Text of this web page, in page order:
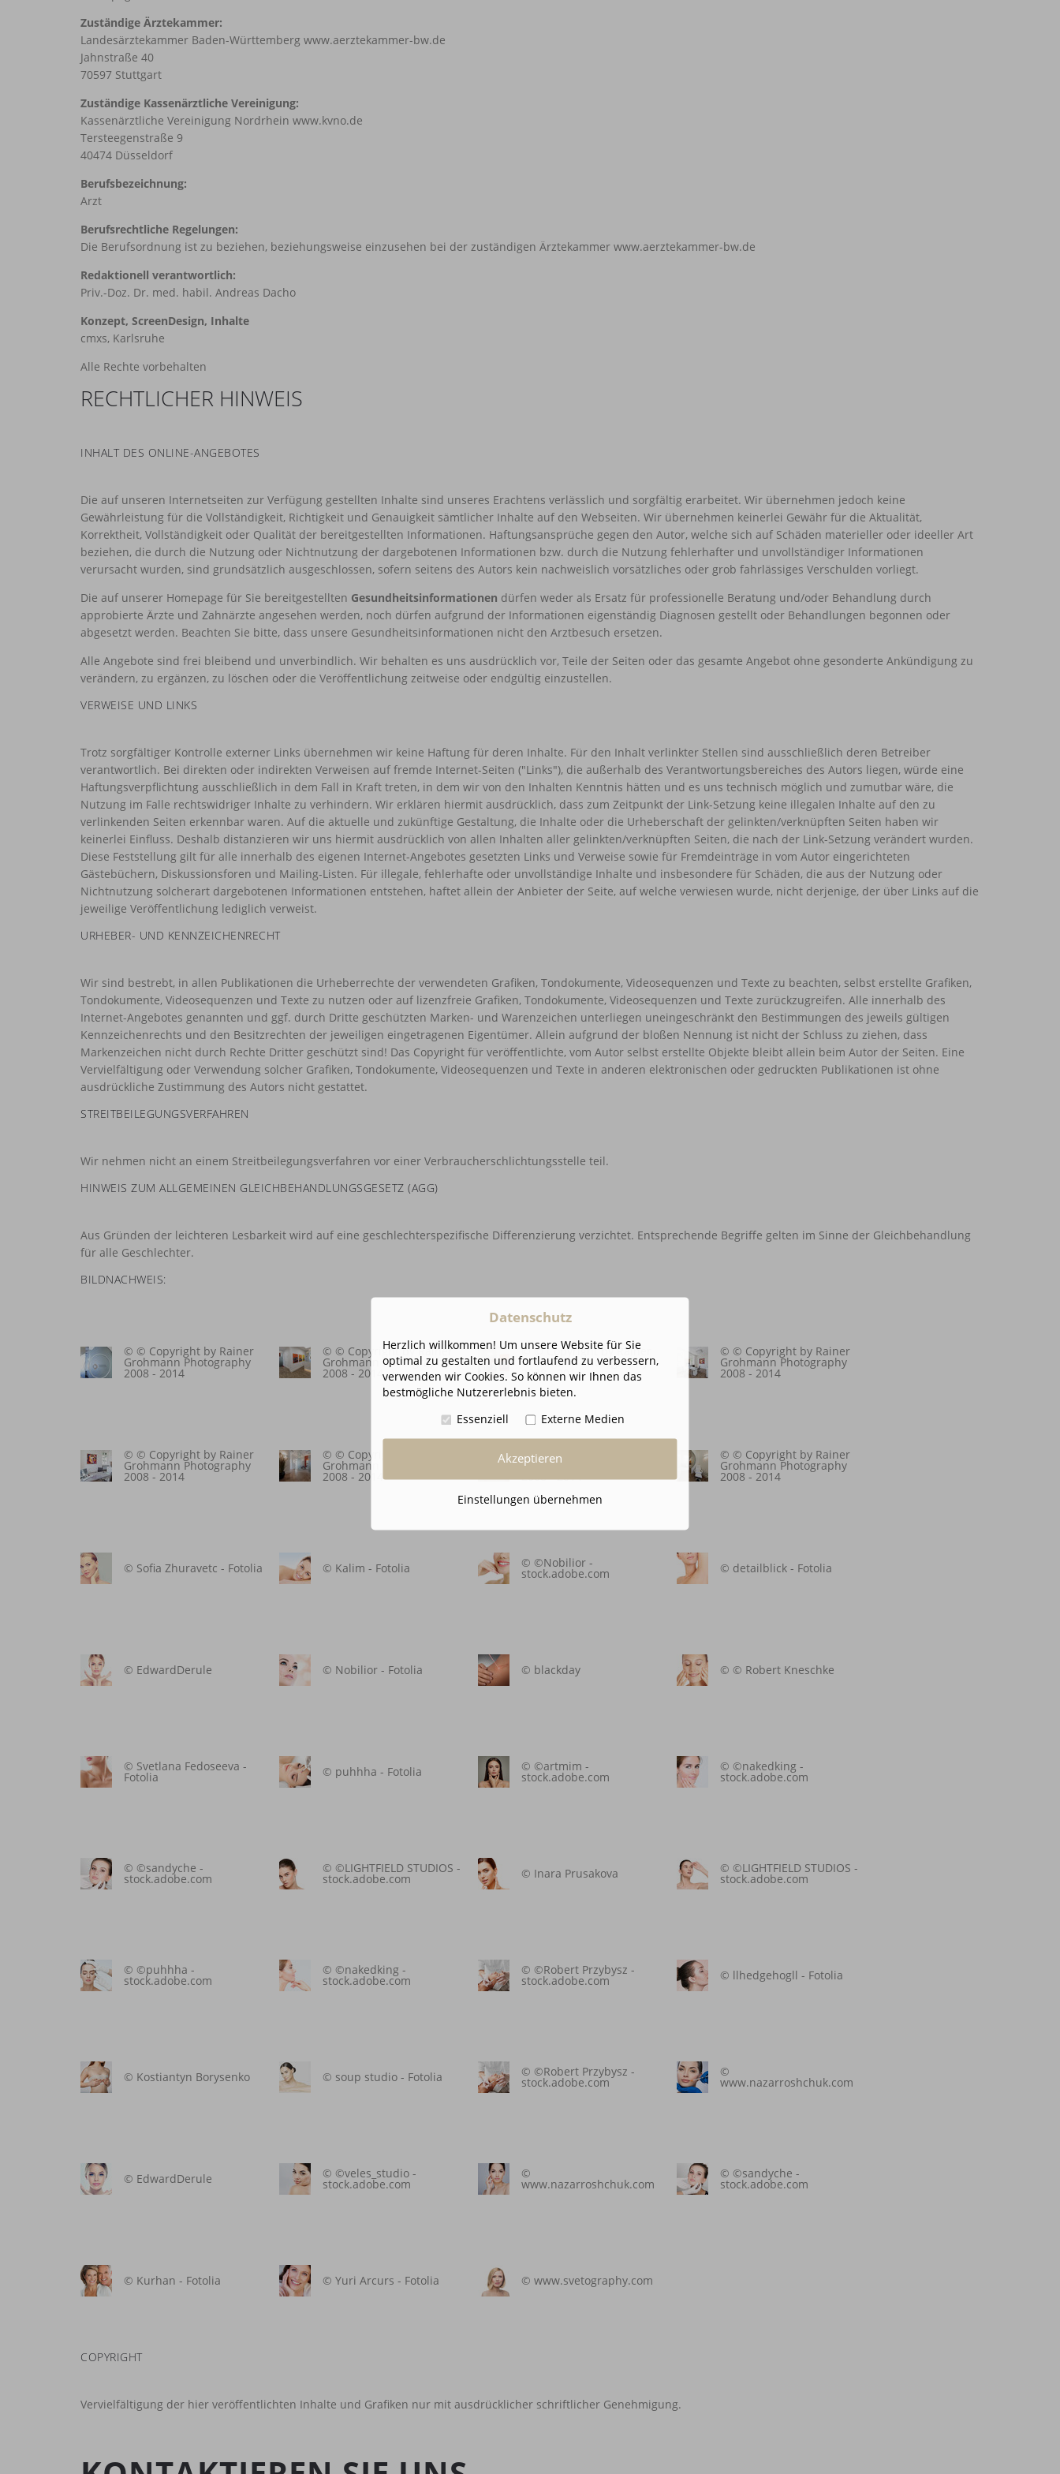
Zuständige Ärztekammer:
Landesärztekammer Baden-Württemberg www.aerztekammer-bw.de
Jahnstraße 40
70597 Stuttgart
Zuständige Kassenärztliche Vereinigung:
Kassenärztliche Vereinigung Nordrhein www.kvno.de
Tersteegenstraße 9
40474 Düsseldorf
Berufsbezeichnung:
Arzt
Berufsrechtliche Regelungen:
Die Berufsordnung ist zu beziehen, beziehungsweise einzusehen bei der zuständigen Ärztekammer www.aerztekammer-bw.de
Redaktionell verantwortlich:
Priv.-Doz. Dr. med. habil. Andreas Dacho
Konzept, ScreenDesign, Inhalte
cmxs, Karlsruhe
Alle Rechte vorbehalten
RECHTLICHER HINWEIS
INHALT DES ONLINE-ANGEBOTES
Die auf unseren Internetseiten zur Verfügung gestellten Inhalte sind unseres Erachtens verlässlich und sorgfältig erarbeitet. Wir übernehmen jedoch keine
Gewährleistung für die Vollständigkeit, Richtigkeit und Genauigkeit sämtlicher Inhalte auf den Webseiten. Wir übernehmen keinerlei Gewähr für die Aktualität,
Korrektheit, Vollständigkeit oder Qualität der bereitgestellten Informationen. Haftungsansprüche gegen den Autor, welche sich auf Schäden materieller oder ideeller Art
beziehen, die durch die Nutzung oder Nichtnutzung der dargebotenen Informationen bzw. durch die Nutzung fehlerhafter und unvollständiger Informationen
verursacht wurden, sind grundsätzlich ausgeschlossen, sofern seitens des Autors kein nachweislich vorsätzliches oder grob fahrlässiges Verschulden vorliegt.
Die auf unserer Homepage für Sie bereitgestellten Gesundheitsinformationen dürfen weder als Ersatz für professionelle Beratung und/oder Behandlung durch
approbierte Ärzte und Zahnärzte angesehen werden, noch dürfen aufgrund der Informationen eigenständig Diagnosen gestellt oder Behandlungen begonnen oder
abgesetzt werden. Beachten Sie bitte, dass unsere Gesundheitsinformationen nicht den Arztbesuch ersetzen.
Alle Angebote sind frei bleibend und unverbindlich. Wir behalten es uns ausdrücklich vor, Teile der Seiten oder das gesamte Angebot ohne gesonderte Ankündigung zu
verändern, zu ergänzen, zu löschen oder die Veröffentlichung zeitweise oder endgültig einzustellen.
VERWEISE UND LINKS
Trotz sorgfältiger Kontrolle externer Links übernehmen wir keine Haftung für deren Inhalte. Für den Inhalt verlinkter Stellen sind ausschließlich deren Betreiber
verantwortlich. Bei direkten oder indirekten Verweisen auf fremde Internet-Seiten ("Links"), die außerhalb des Verantwortungsbereiches des Autors liegen, würde eine
Haftungsverpflichtung ausschließlich in dem Fall in Kraft treten, in dem wir von den Inhalten Kenntnis hätten und es uns technisch möglich und zumutbar wäre, die
Nutzung im Falle rechtswidriger Inhalte zu verhindern. Wir erklären hiermit ausdrücklich, dass zum Zeitpunkt der Link-Setzung keine illegalen Inhalte auf den zu
verlinkenden Seiten erkennbar waren. Auf die aktuelle und zukünftige Gestaltung, die Inhalte oder die Urheberschaft der gelinkten/verknüpften Seiten haben wir
keinerlei Einfluss. Deshalb distanzieren wir uns hiermit ausdrücklich von allen Inhalten aller gelinkten/verknüpften Seiten, die nach der Link-Setzung verändert wurden.
Diese Feststellung gilt für alle innerhalb des eigenen Internet-Angebotes gesetzten Links und Verweise sowie für Fremdeinträge in vom Autor eingerichteten
Gästebüchern, Diskussionsforen und Mailing-Listen. Für illegale, fehlerhafte oder unvollständige Inhalte und insbesondere für Schäden, die aus der Nutzung oder
Nichtnutzung solcherart dargebotenen Informationen entstehen, haftet allein der Anbieter der Seite, auf welche verwiesen wurde, nicht derjenige, der über Links auf die
jeweilige Veröffentlichung lediglich verweist.
URHEBER- UND KENNZEICHENRECHT
Wir sind bestrebt, in allen Publikationen die Urheberrechte der verwendeten Grafiken, Tondokumente, Videosequenzen und Texte zu beachten, selbst erstellte Grafiken,
Tondokumente, Videosequenzen und Texte zu nutzen oder auf lizenzfreie Grafiken, Tondokumente, Videosequenzen und Texte zurückzugreifen. Alle innerhalb des
Internet-Angebotes genannten und ggf. durch Dritte geschützten Marken- und Warenzeichen unterliegen uneingeschränkt den Bestimmungen des jeweils gültigen
Kennzeichenrechts und den Besitzrechten der jeweiligen eingetragenen Eigentümer. Allein aufgrund der bloßen Nennung ist nicht der Schluss zu ziehen, dass
Markenzeichen nicht durch Rechte Dritter geschützt sind! Das Copyright für veröffentlichte, vom Autor selbst erstellte Objekte bleibt allein beim Autor der Seiten. Eine
Vervielfältigung oder Verwendung solcher Grafiken, Tondokumente, Videosequenzen und Texte in anderen elektronischen oder gedruckten Publikationen ist ohne
ausdrückliche Zustimmung des Autors nicht gestattet.
STREITBEILEGUNGSVERFAHREN
Wir nehmen nicht an einem Streitbeilegungsverfahren vor einer Verbraucherschlichtungsstelle teil.
HINWEIS ZUM ALLGEMEINEN GLEICHBEHANDLUNGSGESETZ (AGG)
Aus Gründen der leichteren Lesbarkeit wird auf eine geschlechterspezifische Differenzierung verzichtet. Entsprechende Begriffe gelten im Sinne der Gleichbehandlung
für alle Geschlechter.
BILDNACHWEIS:
© © Copyright by Rainer
Grohmann Photography
2008 - 2014
© © Copyright by Rainer
Grohmann Photography
2008 - 2014
© © Copyright by Rainer
Grohmann Photography
2008 - 2014
© © Copyright by Rainer
Grohmann Photography
2008 - 2014
© © Copyright by Rainer
Grohmann Photography
2008 - 2014
© © Copyright by Rainer
Grohmann Photography
2008 - 2014
© © Copyright by Rainer
Grohmann Photography
2008 - 2014
© © Copyright by Rainer
Grohmann Photography
2008 - 2014
© Sofia Zhuravetc - Fotolia © Kalim - Fotolia © ©Nobilior -
stock.adobe.com © detailblick - Fotolia
© EdwardDerule © Nobilior - Fotolia © blackday © © Robert Kneschke
© Svetlana Fedoseeva -
Fotolia © puhhha - Fotolia © ©artmim -
stock.adobe.com
© ©nakedking -
stock.adobe.com
© ©sandyche -
stock.adobe.com
© ©LIGHTFIELD STUDIOS -
stock.adobe.com © Inara Prusakova © ©LIGHTFIELD STUDIOS -
stock.adobe.com
© ©puhhha -
stock.adobe.com
© ©nakedking -
stock.adobe.com
© ©Robert Przybysz -
stock.adobe.com © llhedgehogll - Fotolia
© Kostiantyn Borysenko © soup studio - Fotolia © ©Robert Przybysz -
stock.adobe.com
©
www.nazarroshchuk.com
© EdwardDerule © ©veles_studio -
stock.adobe.com
©
www.nazarroshchuk.com
© ©sandyche -
stock.adobe.com
© Kurhan - Fotolia © Yuri Arcurs - Fotolia © www.svetography.com
COPYRIGHT
Vervielfältigung der hier veröffentlichten Inhalte und Grafiken nur mit ausdrücklicher schriftlicher Genehmigung.
Datenschutz
Herzlich willkommen! Um unsere Website für Sie
optimal zu gestalten und fortlaufend zu verbessern,
verwenden wir Cookies. So können wir Ihnen das
bestmögliche Nutzererlebnis bieten.
Essenziell
Externe Medien
Akzeptieren
Einstellungen übernehmen